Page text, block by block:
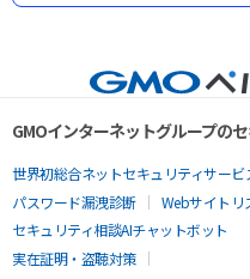
GMOインターネットグループの
世界初総合ネットセキュリティサービ
パスワード漏洩診断
Webサイトリ
セキュリティ相談AIチャットボット
実在証明・盗聴対策